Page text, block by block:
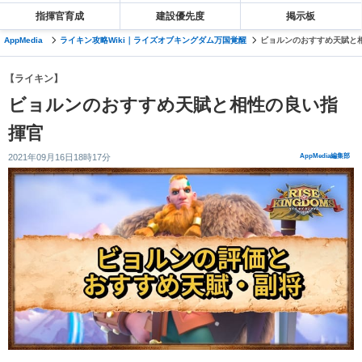
指揮官育成 建設優先度 掲示板
AppMedia ライキン攻略Wiki｜ライズオブキングダム万国覚醒 ビョルンのおすすめ天賦と
【ライキン】
ビョルンのおすすめ天賦と相性の良い指
揮官
2021年09月16日18時17分 AppMedia編集部